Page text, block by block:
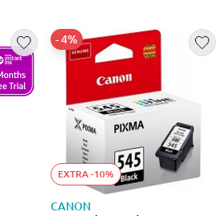
EXTRA -10%
CANON
- 4%